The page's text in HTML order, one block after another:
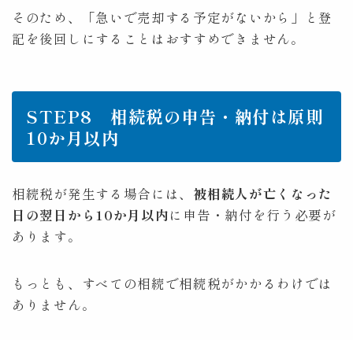
そのため、「急いで売却する予定がないから」と登
記を後回しにすることはおすすめできません。
STEP8 相続税の申告・納付は原則
10か月以内
相続税が発生する場合には、 被相続人が亡くなった
日の翌日から10か月以内に申告・納付を行う必要が
あります。
もっとも、すべての相続で相続税がかかるわけでは
ありません。